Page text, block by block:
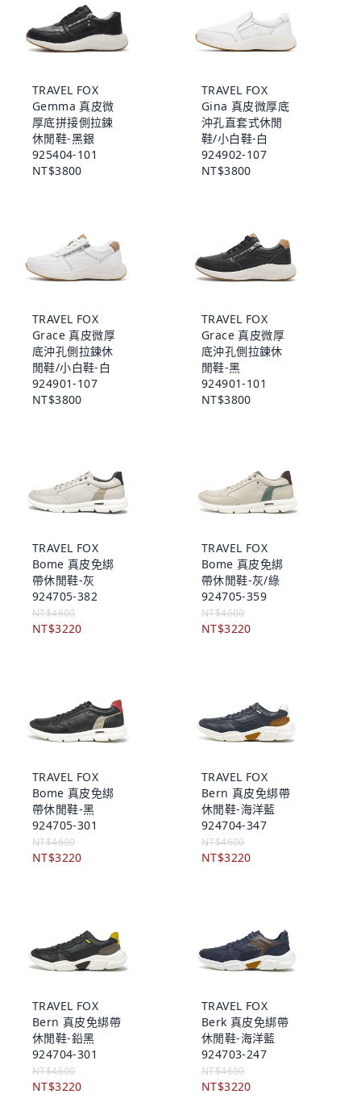
TRAVEL FOX
Gemma 真皮微
厚底拼接側拉鍊
休閒鞋-黑銀
925404-101
NT$3800
TRAVEL FOX
Gina 真皮微厚底
沖孔直套式休閒
鞋/小白鞋-白
924902-107
NT$3800
TRAVEL FOX
Grace 真皮微厚
底沖孔側拉鍊休
閒鞋/小白鞋-白
924901-107
NT$3800
TRAVEL FOX
Grace 真皮微厚
底沖孔側拉鍊休
閒鞋-黑
924901-101
NT$3800
TRAVEL FOX
Bome 真皮免綁
帶休閒鞋-灰
924705-382
NT$4600
NT$3220
TRAVEL FOX
Bome 真皮免綁
帶休閒鞋-灰/綠
924705-359
NT$4600
NT$3220
TRAVEL FOX
Bome 真皮免綁
帶休閒鞋-黑
924705-301
NT$4600
NT$3220
TRAVEL FOX
Bern 真皮免綁帶
休閒鞋-海洋藍
924704-347
NT$4600
NT$3220
TRAVEL FOX
Bern 真皮免綁帶
休閒鞋-鉛黑
924704-301
NT$4600
NT$3220
TRAVEL FOX
Berk 真皮免綁帶
休閒鞋-海洋藍
924703-247
NT$4600
NT$3220